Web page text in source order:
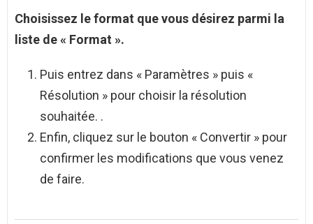
Choisissez le format que vous désirez parmi la
liste de « Format ».
Puis entrez dans « Paramètres » puis «
Résolution » pour choisir la résolution
souhaitée. .
Enfin, cliquez sur le bouton « Convertir » pour
confirmer les modifications que vous venez
de faire.